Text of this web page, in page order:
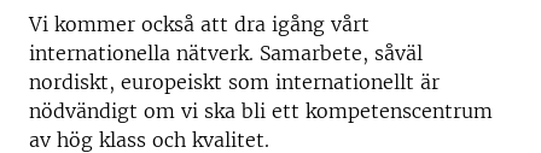
Vi kommer också att dra igång vårt
internationella nätverk. Samarbete, såväl
nordiskt, europeiskt som internationellt är
nödvändigt om vi ska bli ett kompetenscentrum
av hög klass och kvalitet.